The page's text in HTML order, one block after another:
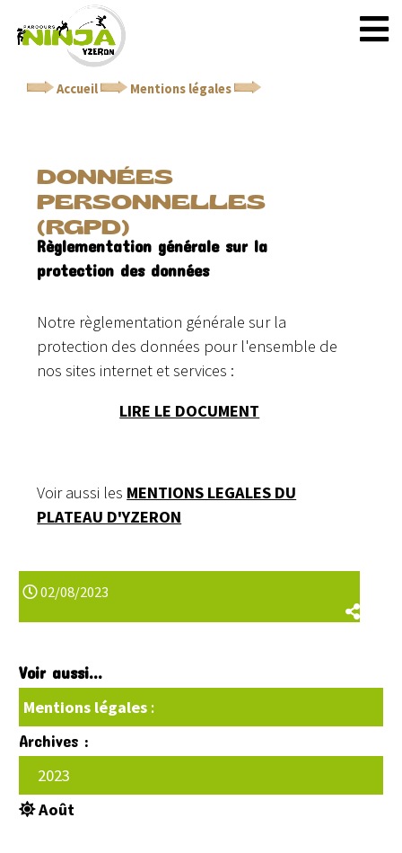
Accueil Mentions légales
DONNÉES
PERSONNELLES
(RGPD)
Règlementation générale sur la
protection des données
Notre règlementation générale sur la
protection des données pour l'ensemble de
nos sites internet et services :
LIRE LE DOCUMENT
Voir aussi les MENTIONS LEGALES DU
PLATEAU D'YZERON
02/08/2023
Voir aussi...
Mentions légales :
Archives :
2023
Août